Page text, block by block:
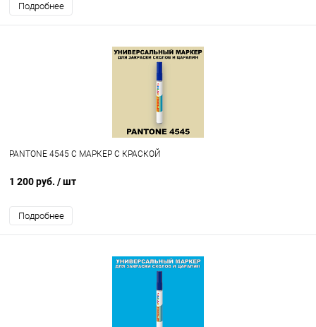
Подробнее
PANTONE 4545 C МАРКЕР С КРАСКОЙ
1 200 руб. / шт
Подробнее